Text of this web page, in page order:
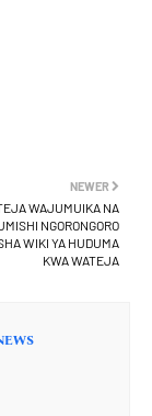
NEWER
WAJUMUIKA NA
NGORONGORO
WIKI YA HUDUMA
KWA WATEJA